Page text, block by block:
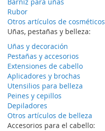
Rubor
Otros artículos de cosméticos
Uñas, pestañas y belleza:
Uñas y decoración
Pestañas y accesorios
Extensiones de cabello
Aplicadores y brochas
Utensilios para belleza
Peines y cepillos
Depiladores
Otros artículos de belleza
Accesorios para el cabello: